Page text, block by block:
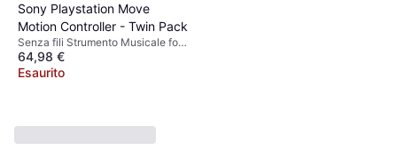
Sony Playstation Move
Motion Controller - Twin Pack
Senza fili Strumento Musicale for
PlayStation 4
64,98 €
Esaurito